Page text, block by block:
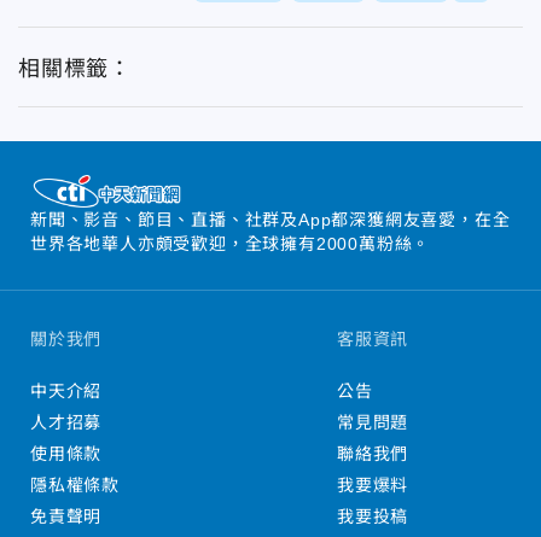
相關標籤：
新聞、影音、節目、直播、社群及App都深獲網友喜愛，在全
世界各地華人亦頗受歡迎，全球擁有2000萬粉絲。
關於我們
中天介紹
人才招募
使用條款
隱私權條款
免責聲明
客服資訊
公告
常見問題
聯絡我們
我要爆料
我要投稿